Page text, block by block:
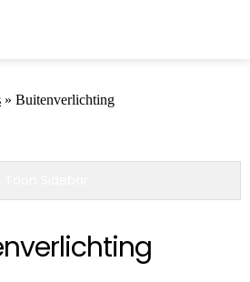
» Buitenverlichting